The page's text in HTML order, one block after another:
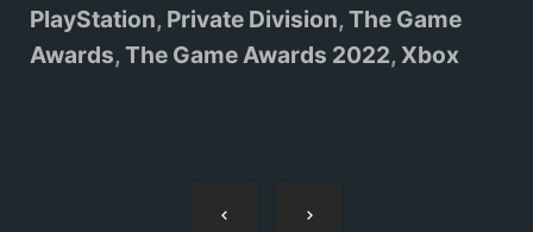
PlayStation, Private Division,The Game
Awards,The Game Awards 2022,Xbox